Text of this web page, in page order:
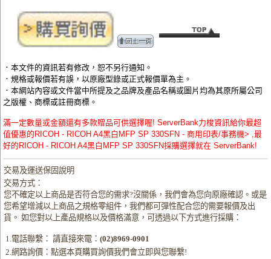
．本文件的資訊若有修改，恕不另行通知。
．規格或報價若有誤，以原廠型錄或正式報價單為主。
．本網站內容或文件當中所提及之品牌及產品名稱或圖片均為其原所屬公司
之版權、商標或註冊商標。
滿一定數量或金額還有多款贈品可供選擇喔! ServerBank力梭資訊給你最超
值優惠的RICOH - RICOH A4黑白MFP SP 330SFN - 商用印表/事務機> ,最
好的RICOH - RICOH A4黑白MFP SP 330SFN採購選擇就在 ServerBank!
交易及運送保固說明
交易方式：
您不確定以上商品是否符合您的需求?沒關係，我們會為您向原廠確認。或是
您希望增減以上商品之規格零組件，我們都可彈性配合您的需要報價及出
貨。 如您對以上產品規格以及價格滿意，可透過以下方式進行採購：
1.電話聯繫： 請直接來電：(02)8969-0901
2.網路詢價：點選本頁購買詢價我們會立即與您聯繫!